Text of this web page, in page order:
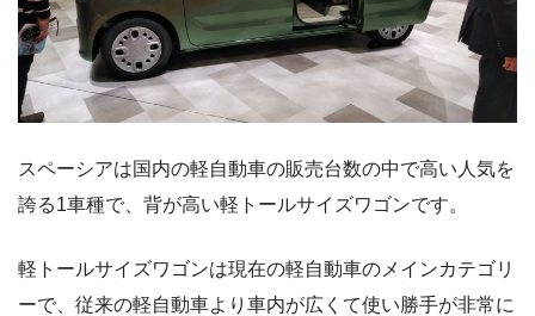
スペーシアは国内の軽自動車の販売台数の中で高い人気を
誇る1車種で、背が高い軽トールサイズワゴンです。
軽トールサイズワゴンは現在の軽自動車のメインカテゴリ
ーで、従来の軽自動車より車内が広くて使い勝手が非常に